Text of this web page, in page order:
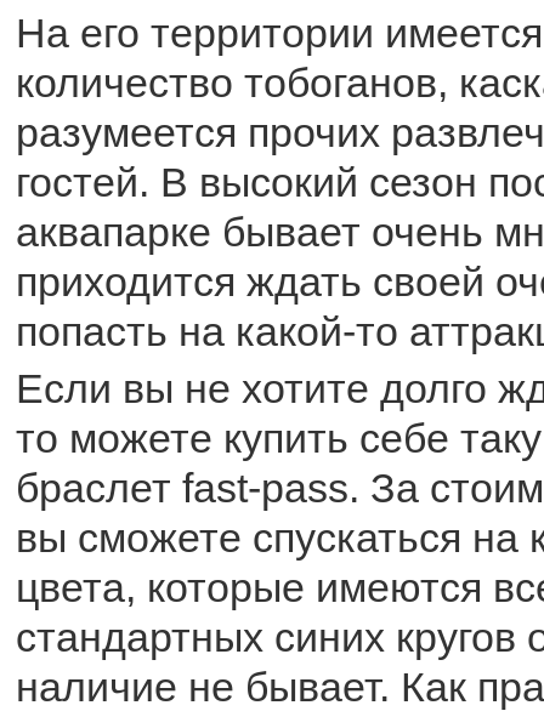
На его территории
количество тобоганов,
разумеется прочих
гостей. В высокий сезон
аквапарке бывает очень
приходится ждать своей
попасть на какой-то
Если вы не хотите долго
то можете купить себе
браслет fast-pass. За
вы сможете спускаться на
цвета, которые имеются
стандартных синих кругов
наличие не бывает. Как